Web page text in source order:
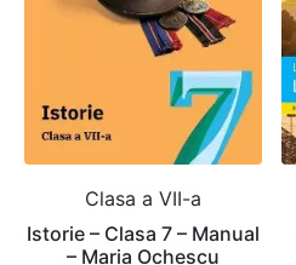
Clasa a VII-a
Istorie – Clasa 7 – Manual
– Maria Ochescu